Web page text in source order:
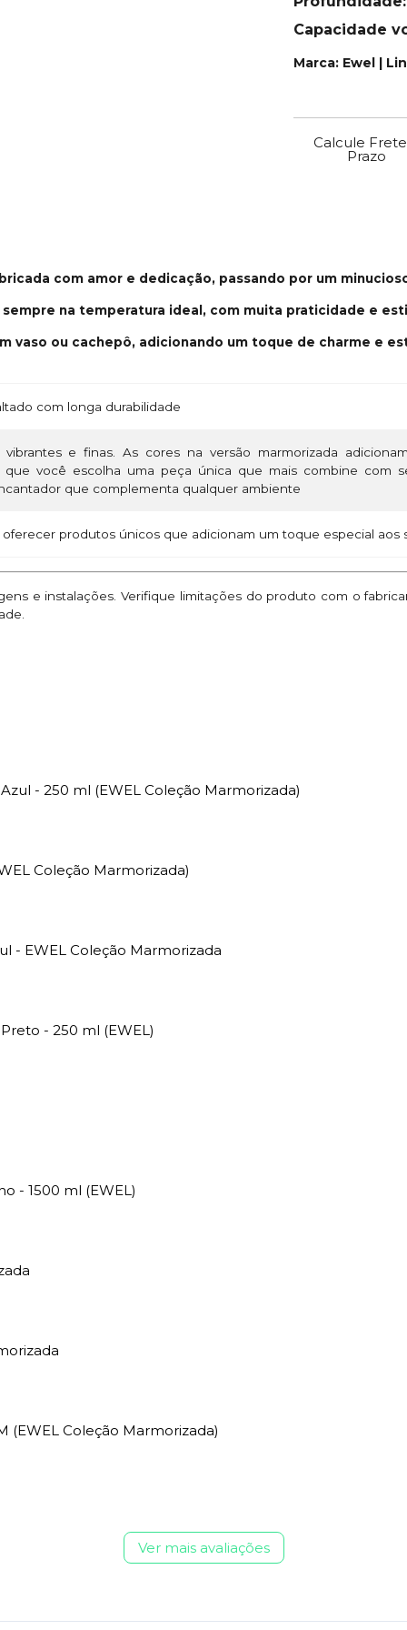
Capacidade
Marca: Ewel |
Calcule
Prazo
com amor e dedicação, passando por um
na temperatura ideal, com muita praticidade e
vaso ou cachepô, adicionando um toque de charme e
com longa durabilidade
e finas. As cores na versão marmorizada
que você escolha uma peça única que mais combine com
que complementa qualquer ambiente
produtos únicos que adicionam um toque especial aos
e instalações. Verifique limitações do produto com o
- 250 ml (EWEL Coleção Marmorizada)
Coleção Marmorizada)
- EWEL Coleção Marmorizada
- 250 ml (EWEL)
- 1500 ml (EWEL)
Coleção Marmorizada)
Ver mais avaliações